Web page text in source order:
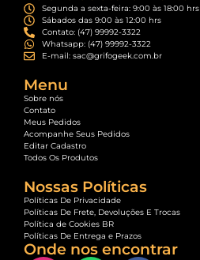
Segunda a sexta-feira: 9:00 às 18:00 hrs
Sábados das 9:00 às 12:00 hrs
Contato: (47) 99992-3322
Whatsapp: (47) 99992-3322
E-mail: sac@grifogeek.com.br
Menu
Sobre nós
Contato
Meus Pedidos
Acompanhe Seus Pedidos
Editar Cadastro
Todos Os Produtos
Nossas Políticas
Políticas De Privacidade
Políticas De Frete, Devoluções E Trocas
Política de Cookies BR
Políticas De Entrega e Prazos
Onde nos encontrar